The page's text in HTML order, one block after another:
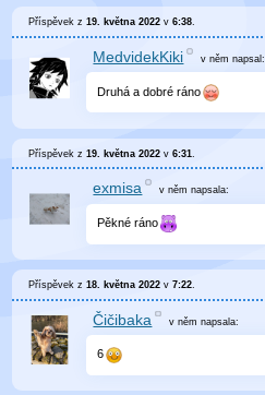
Příspěvek z19. května 2022 v6:38.
MedvidekKiki v němnapsal:
Druhá a dobré ráno
Příspěvek z19. května 2022 v6:31
exmisa v němnapsala:
Pěkné ráno
Příspěvek z18. května 2022 v7:22
Čičibaka v němnapsala:
6